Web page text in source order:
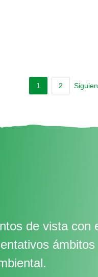
1 2
de vista con
ámbitos